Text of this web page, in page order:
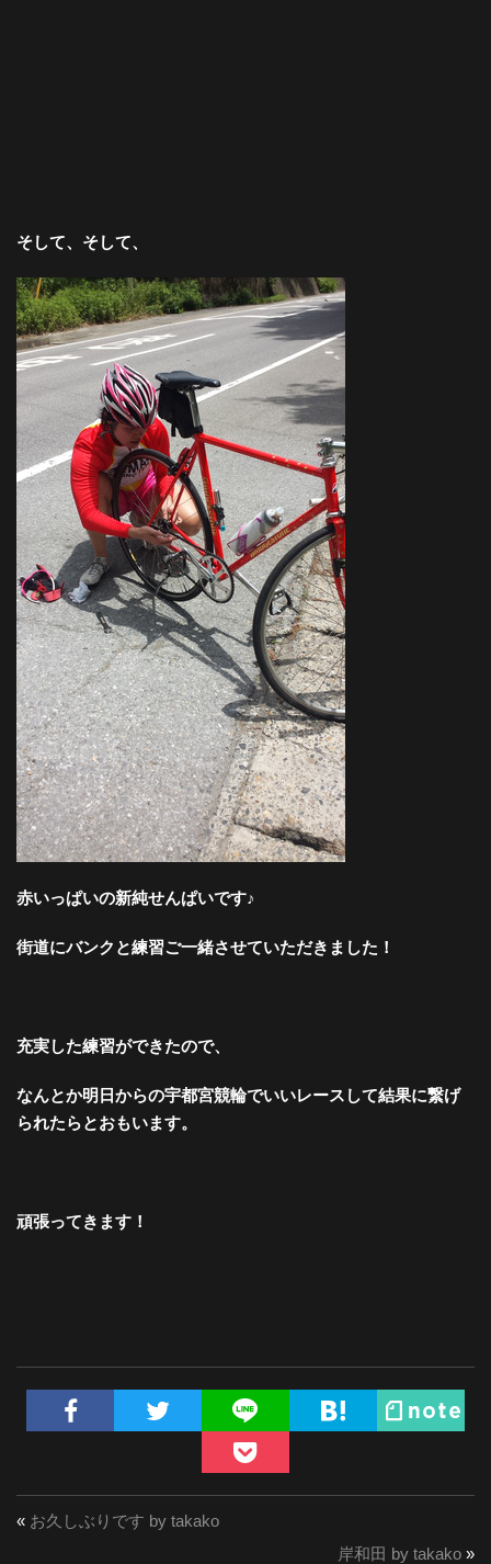
そして、そして、
赤いっぱいの新純せんぱいです♪
街道にバンクと練習ご一緒させていただきました！
充実した練習ができたので、
なんとか明日からの宇都宮競輪でいいレースして結果に繋げ
られたらとおもいます。
頑張ってきます！
« お久しぶりです by takako
岸和田 by takako »